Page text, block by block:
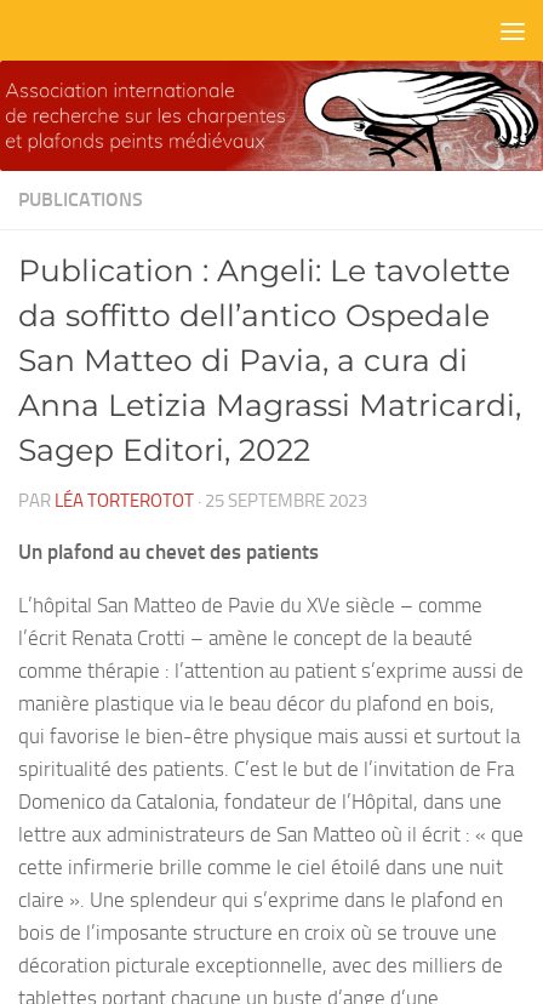
PUBLICATIONS
Publication : Angeli: Le tavolette
da soffitto dell’antico Ospedale
San Matteo di Pavia, a cura di
Anna Letizia Magrassi Matricardi,
Sagep Editori, 2022
PAR LÉA TORTEROTOT · 25 SEPTEMBRE 2023
Un plafond au chevet des patients
L’hôpital San Matteo de Pavie du XVe siècle – comme
l’écrit Renata Crotti – amène le concept de la beauté
comme thérapie : l’attention au patient s’exprime aussi de
manière plastique via le beau décor du plafond en bois,
qui favorise le bien-être physique mais aussi et surtout la
spiritualité des patients. C’est le but de l’invitation de Fra
Domenico da Catalonia, fondateur de l’Hôpital, dans une
lettre aux administrateurs de San Matteo où il écrit : « que
cette infirmerie brille comme le ciel étoilé dans une nuit
claire ». Une splendeur qui s’exprime dans le plafond en
bois de l’imposante structure en croix où se trouve une
décoration picturale exceptionnelle, avec des milliers de
tablettes portant chacune un buste d’ange d’une